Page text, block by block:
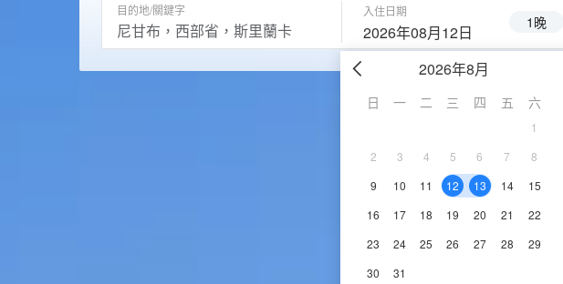
目的地/關鍵字 入住日期
2026年08月12日 1晚
2026年8月
日 一 二 三 四 五 六
1
2
3 4 5 6 7
8
9
10 11 12 13 14
15
16
17 18 19 20 21
22
23
24 25 26 27 28
29
30
31